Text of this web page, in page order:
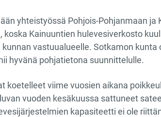
yhteistyössä Pohjois-Pohjanmaan ja
Kainuuntien hulevesiverkosto
vastuualueelle. Sotkamon kunta
hyvänä pohjatietona suunnittelulle.
koetelleet viime vuosien aikana
vuoden kesäkuussa sattuneet
kapasiteetti ei ole